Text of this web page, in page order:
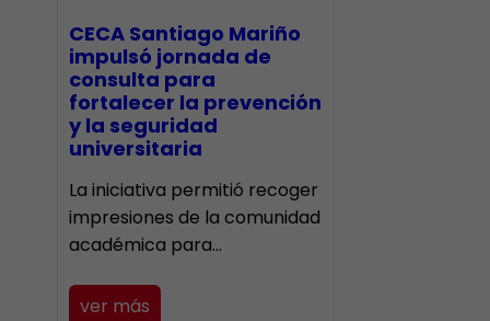
CECA Santiago Mariño
impulsó jornada de
consulta para
fortalecer la prevención
y la seguridad
universitaria
La iniciativa permitió recoger
impresiones de la comunidad
académica para…
ver más